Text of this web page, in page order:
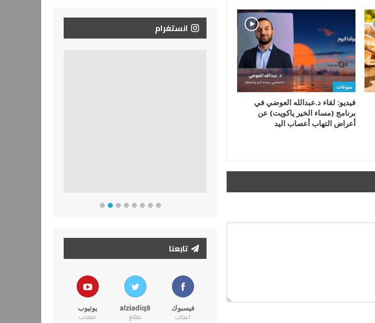
منوعات
فيديو: لقاء د.عبدالله العوضي في
برنامج (مساء الخير ياكويت) عن
أعراض التهاب أعصاب اليد
انستغرام
تابعنا
فيسبوك
اعجاب
alziadiq8
متابع
يوتيوب
معجب